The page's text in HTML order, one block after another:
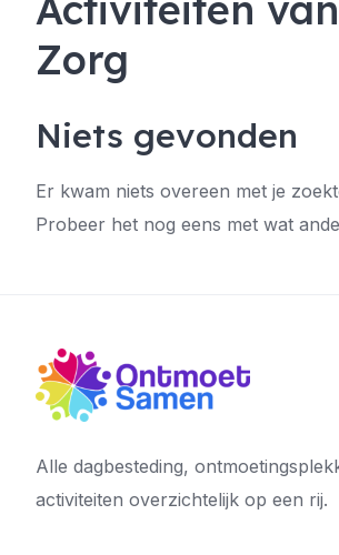
Zorg
Niets gevonden
Er kwam niets overeen met je
Probeer het nog eens met wat
Alle dagbesteding,
activiteiten overzichtelijk op een rij.